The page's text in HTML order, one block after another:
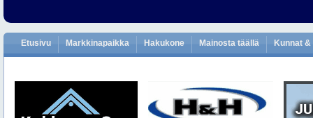
Etusivu Markkinapaikka Hakukone Mainosta täällä Kunnat